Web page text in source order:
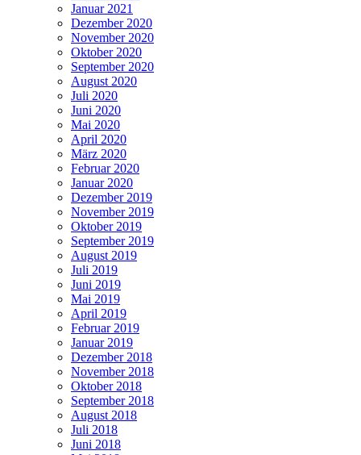
Januar 2021
Dezember 2020
November 2020
Oktober 2020
September 2020
August 2020
Juli 2020
Juni 2020
Mai 2020
April 2020
März 2020
Februar 2020
Januar 2020
Dezember 2019
November 2019
Oktober 2019
September 2019
August 2019
Juli 2019
Juni 2019
Mai 2019
April 2019
Februar 2019
Januar 2019
Dezember 2018
November 2018
Oktober 2018
September 2018
August 2018
Juli 2018
Juni 2018